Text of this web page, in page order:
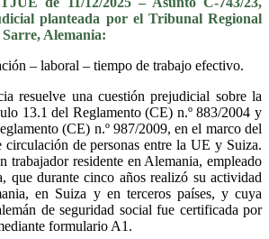
planteada por el Tribunal Regional
Sarre, Alemania:
– laboral – tiempo de trabajo efectivo.
resuelve una cuestión prejudicial sobre la
13.1 del Reglamento (CE) n.º 883/2004 y
(CE) n.º 987/2009, en el marco del
de personas entre la UE y Suiza.
trabajador residente en Alemania, empleado
que durante cinco años realizó su actividad
en Suiza y en terceros países, y cuya
de seguridad social fue certificada por
formulario A1.